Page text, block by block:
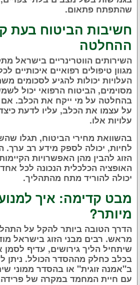
שהתפתח פתאום.
חשיבות הביטוח בעת
ההחלטה
השירותים הווטרינריים בישראל
מגוון טיפולים רפואיים איכותיים
העלויות יכולות להגיע לסכומים
מסוימים, הביטוח הרפואי יכול
בהחלטה על מי ייקח את הכלב. אם
על עצמו את הכלב, עליו לדעת
עלויות אלו.
בהשוואת מחירי הביטוח, תגלו
לחיות, יכולה לספק מידע רב ערך.
הזוג להבין מהן האפשרויות
האופציה הכלכלית הנכונה לכל
יכולה להוריד מתח מהתהליך.
מבט קדימה: איך
מיותר?
הדרך הטובה ביותר להקל על
מראש. רבים מבני הזוג בישראל
שיתחיל הליך גירושים, עדיף
בכלב כחלק מההסדר הכולל. ניתן
ב"אמנה זוגית" או בהסדר ממוני
עם חיית המחמד במקרה של